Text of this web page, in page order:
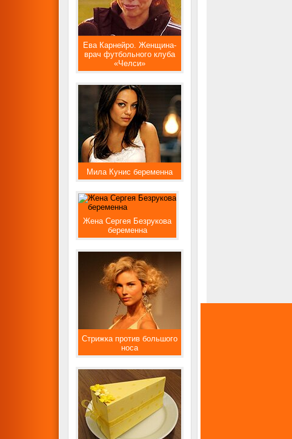
Ева Карнейро. Женщина-
врач футбольного клуба
«Челси»
Мила Кунис беременна
Жена Сергея Безрукова
беременна
Стрижка против большого
носа